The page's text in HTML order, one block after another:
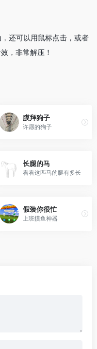
还可以用鼠标点击，或者
，非常解压！
膜拜狗子
许愿的狗子
长腿的马
看看这匹马的腿有多长
假装你很忙
上班摸鱼神器